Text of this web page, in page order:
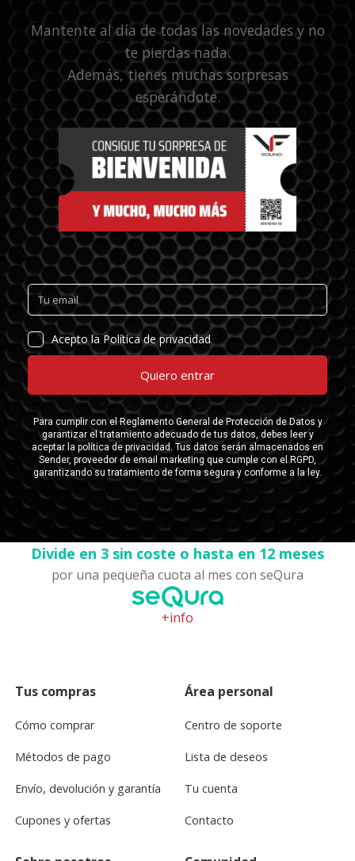
Mantente al día de todas las novedades y no
te pierdas nada.
Además, tienes muchas sorpresas
esperándote.
Divide en 3 sin coste o hasta en 12 meses
por una pequeña cuota al mes con seQura
+info
Tus compras
Cómo comprar
Métodos de pago
Envío, devolución y garantía
Cupones y ofertas
Área personal
Centro de soporte
Lista de deseos
Tu cuenta
Contacto